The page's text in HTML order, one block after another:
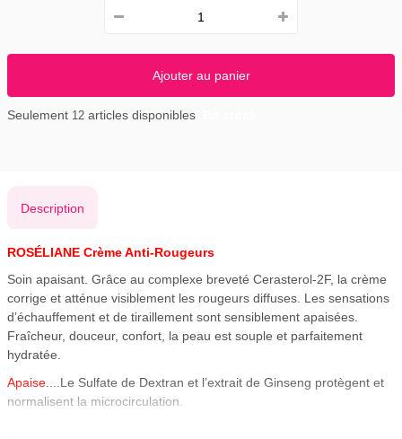
Ajouter au panier
Seulement 12 articles disponibles
Description
ROSÉLIANE Crème Anti-Rougeurs
Soin apaisant. Grâce au complexe breveté Cerasterol-2F, la crème
corrige et atténue visiblement les rougeurs diffuses. Les sensations
d’échauffement et de tiraillement sont sensiblement apaisées.
Fraîcheur, douceur, confort, la peau est souple et parfaitement
hydratée.
Apaise ....Le Sulfate de Dextran et l’extrait de Ginseng protègent et
normalisent la microcirculation.